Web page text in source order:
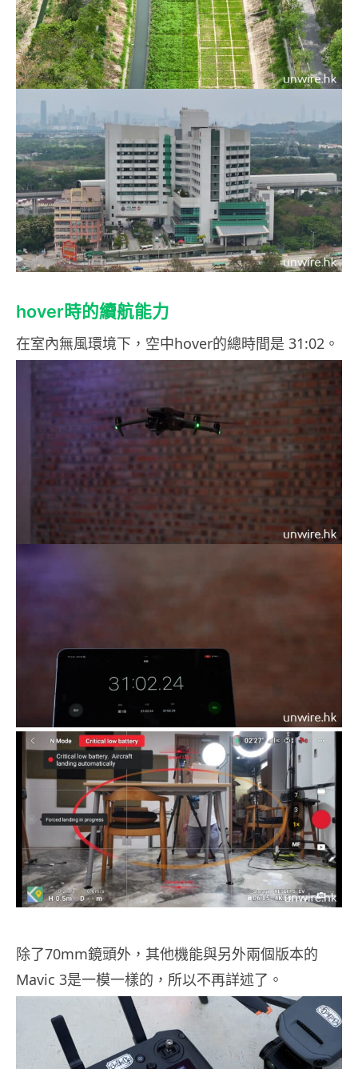
hover時的續航能力
在室內無風環境下，空中hover的總時間是 31:02。
除了70mm鏡頭外，其他機能與另外兩個版本的
Mavic 3是一模一樣的，所以不再詳述了。